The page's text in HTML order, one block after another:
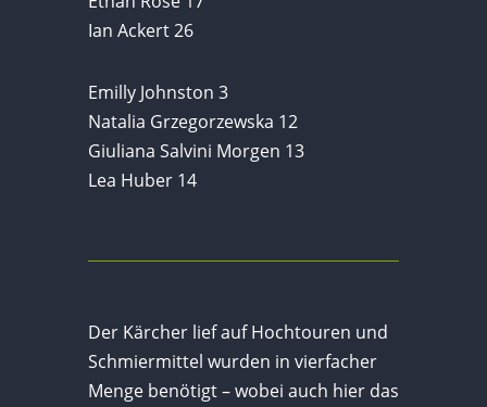
Ian Ackert 26
Emilly Johnston 3
Natalia Grzegorzewska 12
Giuliana Salvini Morgen 13
Lea Huber 14
Der Kärcher lief auf Hochtouren und
Schmiermittel wurden in vierfacher
Menge benötigt – wobei auch hier das